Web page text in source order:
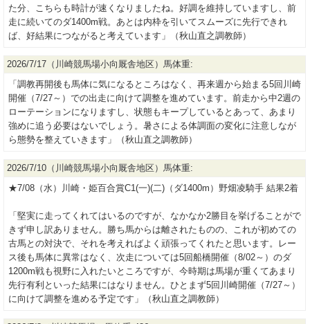
た分、こちらも時計が速くなりましたね。好調を維持していますし、前
走に続いてのダ1400m戦。あとは内枠を引いてスムーズに先行できれ
ば、好結果につながると考えています」（秋山直之調教師）
2026/7/17（川崎競馬場小向厩舎地区）馬体重:
「調教再開後も馬体に気になるところはなく、再来週から始まる5回川崎
開催（7/27～）での出走に向けて調整を進めています。前走から中2週の
ローテーションになりますし、状態もキープしているとあって、あまり
強めに追う必要はないでしょう。暑さによる体調面の変化に注意しなが
ら態勢を整えていきます」（秋山直之調教師）
2026/7/10（川崎競馬場小向厩舎地区）馬体重:
★7/08（水）川崎・姫百合賞C1(一)(二)（ダ1400m）野畑凌騎手 結果2着
「堅実に走ってくれてはいるのですが、なかなか2勝目を挙げることがで
きず申し訳ありません。勝ち馬からは離されたものの、これが初めての
古馬との対決で、それを考えればよく頑張ってくれたと思います。レー
ス後も馬体に異常はなく、次走については5回船橋開催（8/02～）のダ
1200m戦も視野に入れたいところですが、今時期は馬場が重くてあまり
先行有利といった結果にはなりません。ひとまず5回川崎開催（7/27～）
に向けて調整を進める予定です」（秋山直之調教師）